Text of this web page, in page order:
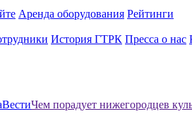
Аренда оборудования Рейтинги
История ГТРК Пресса о нас
ВестиЧем порадует нижегородцев